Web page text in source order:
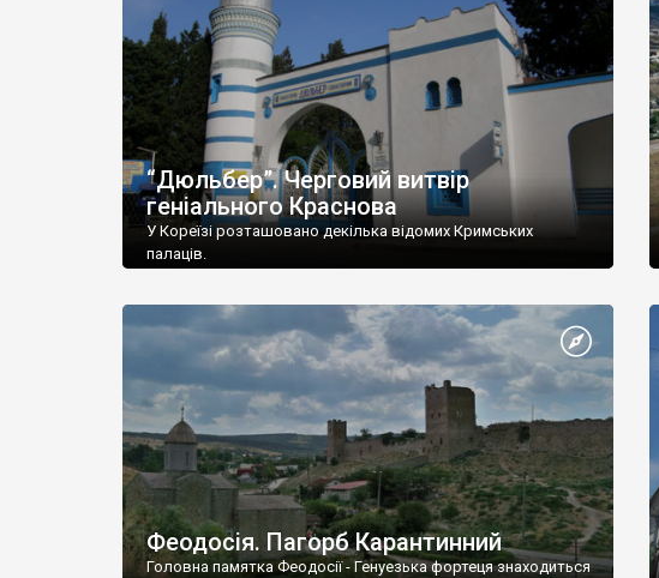
“Дюльбер”. Черговий витвір
геніального Краснова
У Кореїзі розташовано декілька відомих Кримських
палаців.
Феодосія. Пагорб Карантинний
Головна памятка Феодосії - Генуезька фортеця знаходиться